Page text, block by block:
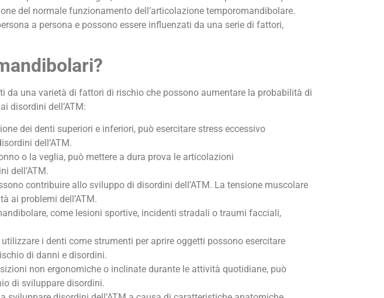
del normale funzionamento dell’articolazione temporomandibolare.
a persona e possono essere influenzati da una serie di fattori,
da una varietà di fattori di rischio che possono aumentare la probabilità di
disordini dell’ATM:
dei denti superiori e inferiori, può esercitare stress eccessivo
dell’ATM.
o la veglia, può mettere a dura prova le articolazioni
dell’ATM.
contribuire allo sviluppo di disordini dell’ATM. La tensione muscolare
ai problemi dell’ATM.
come lesioni sportive, incidenti stradali o traumi facciali,
i denti come strumenti per aprire oggetti possono esercitare
di danni e disordini.
non ergonomiche o inclinate durante le attività quotidiane, può
di sviluppare disordini.